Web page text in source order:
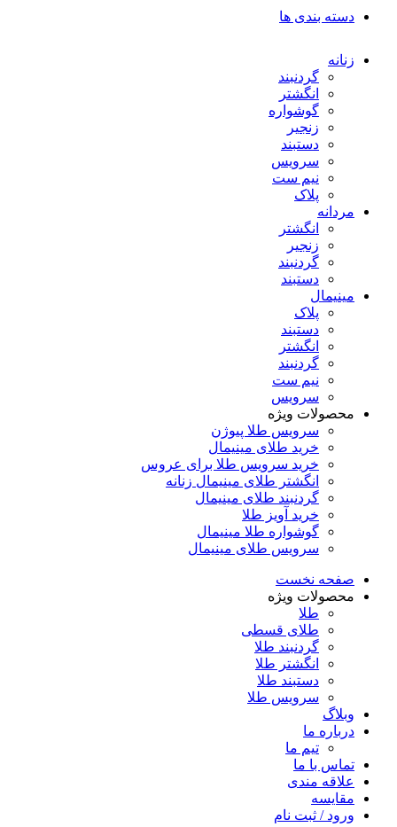
دسته بندی ها
زنانه
گردنبند
انگشتر
گوشواره
زنجیر
دستبند
سرویس
نیم ست
پلاک
مردانه
انگشتر
زنجیر
گردنبند
دستبند
مینیمال
پلاک
دستبند
انگشتر
گردنبند
نیم ست
سرویس
محصولات ویژه
سرویس طلا پیوژن
خرید طلای مینیمال
خرید سرویس طلا برای عروس
انگشتر طلای مینیمال زنانه
گردنبند طلای مینیمال
خرید آویز طلا
گوشواره طلا مینیمال
سرویس طلای مینیمال
صفحه نخست
محصولات ویژه
طلا
طلای قسطی
گردنبند طلا
انگشتر طلا
دستبند طلا
سرویس طلا
وبلاگ
درباره ما
تیم ما
تماس با ما
علاقه مندی
مقایسه
ورود / ثبت نام